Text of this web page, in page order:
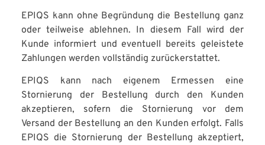
EPIQS kann ohne Begründung die Bestellung ganz
oder teilweise ablehnen. In diesem Fall wird der
Kunde informiert und eventuell bereits geleistete
Zahlungen werden vollständig zurückerstattet.
EPIQS kann nach eigenem Ermessen eine
Stornierung der Bestellung durch den Kunden
akzeptieren, sofern die Stornierung vor dem
Versand der Bestellung an den Kunden erfolgt. Falls
EPIQS die Stornierung der Bestellung akzeptiert,